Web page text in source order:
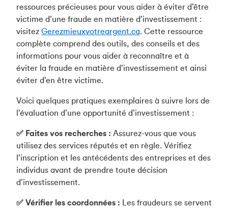
ressources précieuses pour vous aider à éviter d’être
victime d’une fraude en matière d’investissement :
visitez Gerezmieuxvotreargent.ca. Cette ressource
complète comprend des outils, des conseils et des
informations pour vous aider à reconnaître et à
éviter la fraude en matière d’investissement et ainsi
éviter d’en être victime.
Voici quelques pratiques exemplaires à suivre lors de
l’évaluation d’une opportunité d’investissement :
✅ Faites vos recherches : Assurez-vous que vous
utilisez des services réputés et en règle. Vérifiez
l’inscription et les antécédents des entreprises et des
individus avant de prendre toute décision
d’investissement.
✅ Vérifier les coordonnées : Les fraudeurs se servent